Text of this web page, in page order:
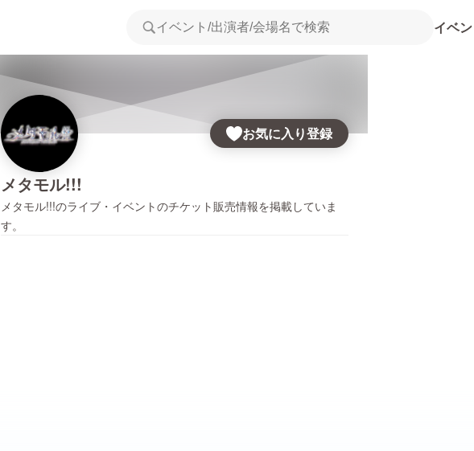
イベ
お気に入り登録
メタモル!!!
メタモル!!!のライブ・イベントのチケット販売情報を掲載していま
す。